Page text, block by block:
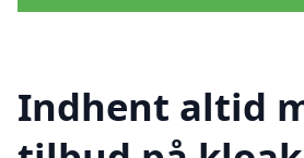
Indhent altid